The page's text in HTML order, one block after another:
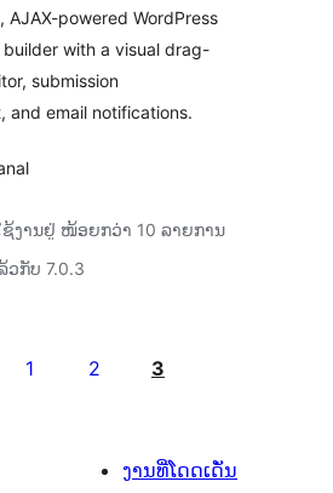
AJAX-powered WordPress
with a visual drag-
submission
and email notifications.
ງານຢູ່ ໜ້ອຍກວ່າ 10 ລາຍການ
ກັບ 7.0.3
1 2 3
ງານທີ່ໂດດເດັ່ນ